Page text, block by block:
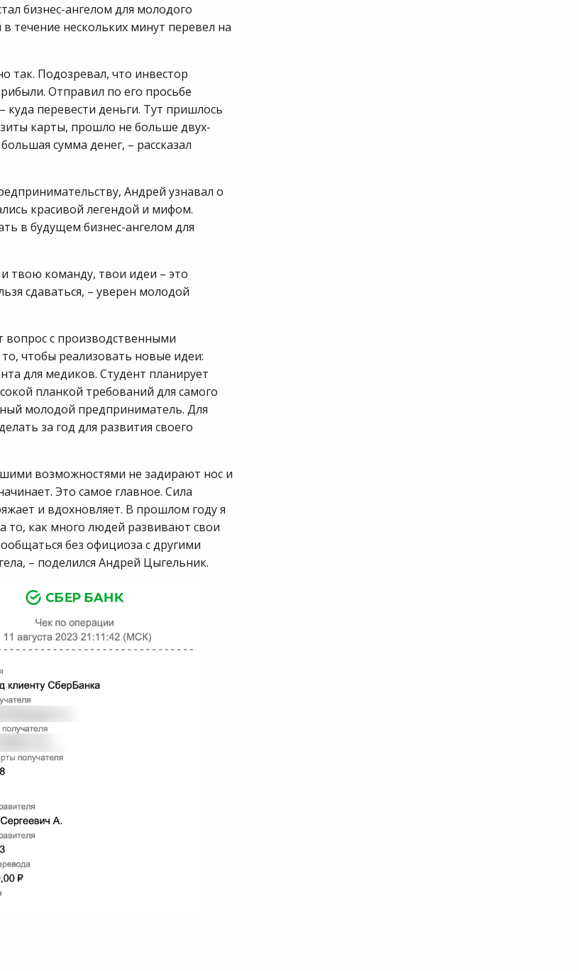
бизнес-ангелом для молодого
течение нескольких минут перевел на
так. Подозревал, что инвестор
Отправил по его просьбе
перевести деньги. Тут пришлось
карты, прошло не больше двух-
сумма денег, – рассказал
Андрей узнавал о
красивой легендой и мифом.
в будущем бизнес-ангелом для
твою команду, твои идеи – это
сдаваться, – уверен молодой
с производственными
чтобы реализовать новые идеи:
для медиков. Студент планирует
планкой требований для самого
молодой предприниматель. Для
за год для развития своего
возможностями не задирают нос и
Это самое главное. Сила
и вдохновляет. В прошлом году я
то, как много людей развивают свои
без официоза с другими
– поделился Андрей Цыгельник.